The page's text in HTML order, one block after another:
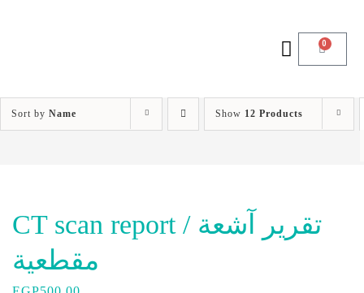
0
Sort by Name Show 12 Products
CT scan report / تقرير آشعة
مقطعية